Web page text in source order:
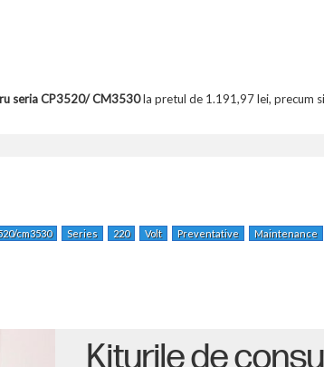
seria CP3520/ CM3530la pretul de 1.191,97 lei, precum
cm3530 Series 220 Volt Preventative Maintenance
Kiturile de